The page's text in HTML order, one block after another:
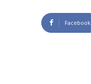
Facebook